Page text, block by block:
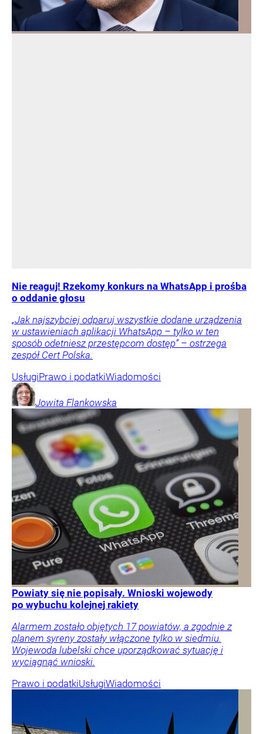
Nie reaguj! Rzekomy konkurs na WhatsApp i prośba
o oddanie głosu
„Jak najszybciej odparuj wszystkie dodane urządzenia
w ustawieniach aplikacji WhatsApp – tylko w ten
sposób odetniesz przestępcom dostęp” – ostrzega
zespół Cert Polska.
UsługiPrawo i podatkiWiadomości
Jowita Flankowska
Powiaty się nie popisały. Wnioski wojewody
po wybuchu kolejnej rakiety
Alarmem zostało objętych 17 powiatów, a zgodnie z
planem syreny zostały włączone tylko w siedmiu.
Wojewoda lubelski chce uporządkować sytuację i
wyciągnąć wnioski.
Prawo i podatkiUsługiWiadomości